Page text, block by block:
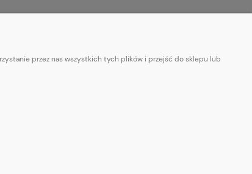
przez nas wszystkich tych plików i przejść do sklepu lub